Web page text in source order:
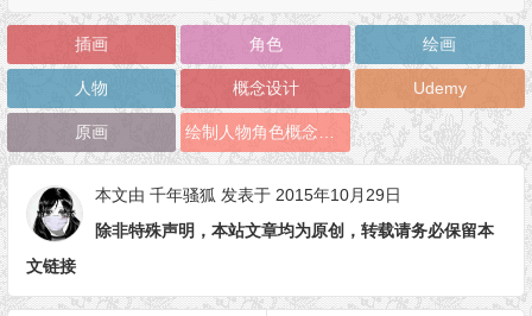
插画 角色 绘画
人物 概念设计 Udemy
原画 绘制人物角色概念设计
本文由 千年骚狐 发表于 2015年10月29日
除非特殊声明，本站文章均为原创，转载请务必保留本
文链接